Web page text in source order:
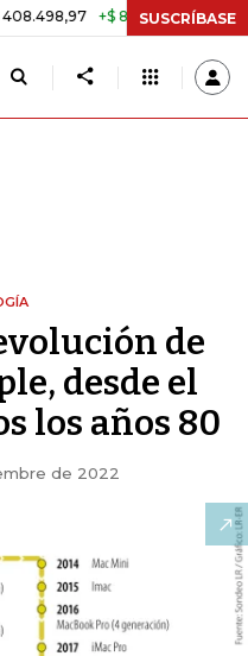
+$ 8.753,81 +2,19% TASA
SUSCRÍBASE
de
desde el
los años 80
de 2022